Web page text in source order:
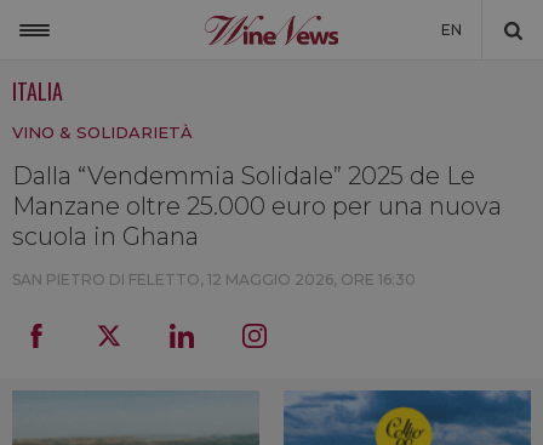
EN
NON SOLO VINO
LA CANTINA DI WINENEWS
DICONO DI NOI
ITALIA
VINO & SOLIDARIETÀ
Dalla “Vendemmia Solidale” 2025 de Le
Manzane oltre 25.000 euro per una nuova
scuola in Ghana
SAN PIETRO DI FELETTO, 12 MAGGIO 2026, ORE 16:30